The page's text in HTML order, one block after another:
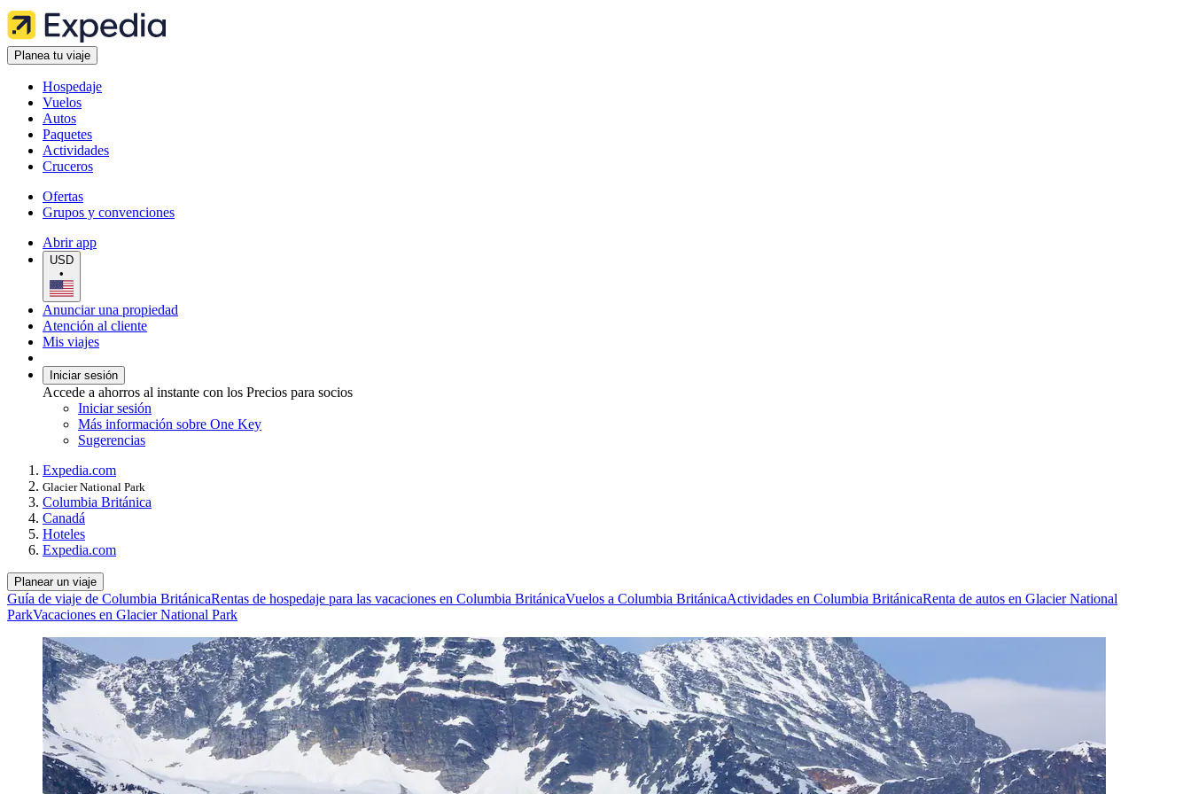
Planea tu viaje
Hospedaje
Vuelos
Autos
Paquetes
Actividades
Cruceros
Ofertas
Grupos y convenciones
Abrir app
USD
•
Anunciar una propiedad
Atención al cliente
Mis viajes
Iniciar sesión
Accede a ahorros al instante con los Precios para socios
Iniciar sesión
Más información sobre One Key
Sugerencias
Expedia.com
Glacier National Park
Columbia Británica
Canadá
Hoteles
Expedia.com
Planear un viaje
Guía de viaje de Columbia BritánicaRentas de hospedaje para las vacaciones en Columbia BritánicaVuelos a Columbia BritánicaActividades en Columbia BritánicaRenta de autos en Glacier National
ParkVacaciones en Glacier National Park